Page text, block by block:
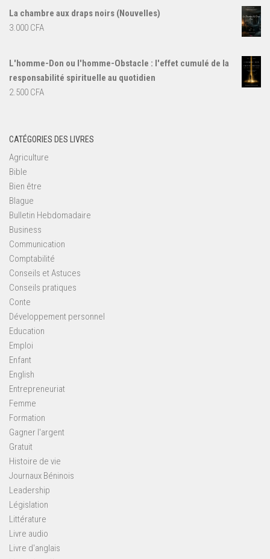
La chambre aux draps noirs (Nouvelles)
3.000 CFA
L'homme-Don ou l'homme-Obstacle : l'effet cumulé de la
responsabilité spirituelle au quotidien
2.500 CFA
CATÉGORIES DES LIVRES
Agriculture
Bible
Bien être
Blague
Bulletin Hebdomadaire
Business
Communication
Comptabilité
Conseils et Astuces
Conseils pratiques
Conte
Développement personnel
Education
Emploi
Enfant
English
Entrepreneuriat
Femme
Formation
Gagner l'argent
Gratuit
Histoire de vie
Journaux Béninois
Leadership
Législation
Littérature
Livre audio
Livre d'anglais